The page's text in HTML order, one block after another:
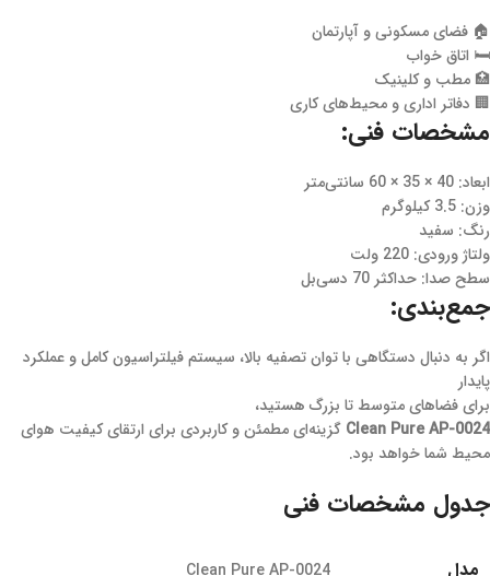
🏠 فضای مسکونی و آپارتمان
🛏 اتاق خواب
🏥 مطب و کلینیک
🏢 دفاتر اداری و محیط‌های کاری
مشخصات فنی:
ابعاد: 40 × 35 × 60 سانتی‌متر
وزن: 3.5 کیلوگرم
رنگ: سفید
ولتاژ ورودی: 220 ولت
سطح صدا: حداکثر 70 دسی‌بل
جمع‌بندی:
اگر به دنبال دستگاهی با توان تصفیه بالا، سیستم فیلتراسیون کامل و عملکرد
پایدار
برای فضاهای متوسط تا بزرگ هستید،
Clean Pure AP-0024 گزینه‌ای مطمئن و کاربردی برای ارتقای کیفیت هوای
محیط شما خواهد بود.
جدول مشخصات فنی
مدل Clean Pure AP-0024